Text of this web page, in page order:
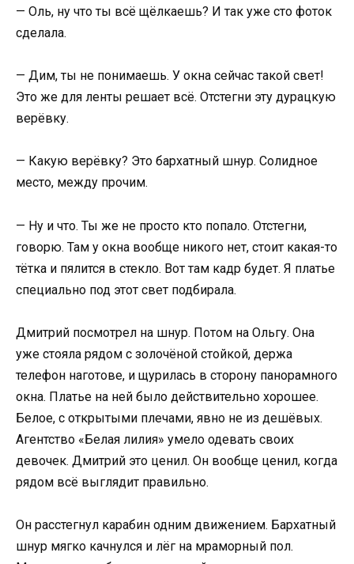
— Оль, ну что ты всё щёлкаешь? И так уже сто фоток
сделала.
— Дим, ты не понимаешь. У окна сейчас такой свет!
Это же для ленты решает всё. Отстегни эту дурацкую
верёвку.
— Какую верёвку? Это бархатный шнур. Солидное
место, между прочим.
— Ну и что. Ты же не просто кто попало. Отстегни,
говорю. Там у окна вообще никого нет, стоит какая-то
тётка и пялится в стекло. Вот там кадр будет. Я платье
специально под этот свет подбирала.
Дмитрий посмотрел на шнур. Потом на Ольгу. Она
уже стояла рядом с золочёной стойкой, держа
телефон наготове, и щурилась в сторону панорамного
окна. Платье на ней было действительно хорошее.
Белое, с открытыми плечами, явно не из дешёвых.
Агентство «Белая лилия» умело одевать своих
девочек. Дмитрий это ценил. Он вообще ценил, когда
рядом всё выглядит правильно.
Он расстегнул карабин одним движением. Бархатный
шнур мягко качнулся и лёг на мраморный пол.